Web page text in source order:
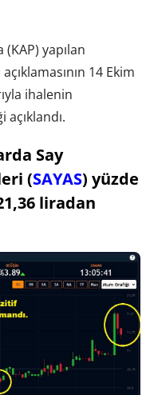
yapılan
14 Ekim
ihalenin
Say
(SAYAS) yüzde
liradan